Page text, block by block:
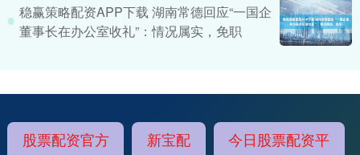
稳赢策略配资APP下载 湖南常德回应“一国企
董事长在办公室收礼”：情况属实，免职
股票配资官方
新宝配
今日股票配资平